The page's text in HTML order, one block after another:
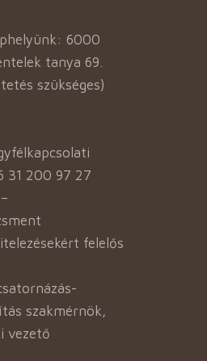
6000
tanya 69.
szükséges)
31 200 97 27
felelős
szakmérnök,
vezető